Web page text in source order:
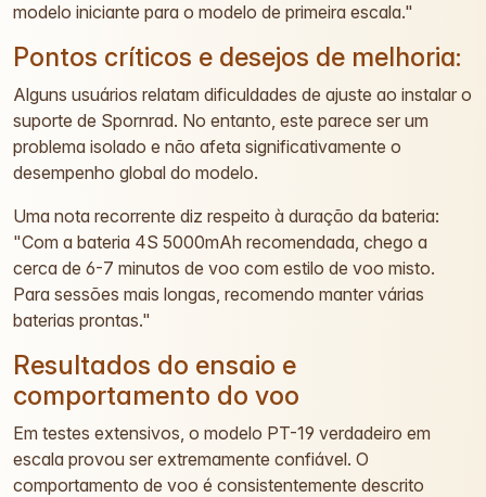
modelo iniciante para o modelo de primeira escala."
Pontos críticos e desejos de melhoria:
Alguns usuários relatam dificuldades de ajuste ao instalar o
suporte de Spornrad. No entanto, este parece ser um
problema isolado e não afeta significativamente o
desempenho global do modelo.
Uma nota recorrente diz respeito à duração da bateria:
"Com a bateria 4S 5000mAh recomendada, chego a
cerca de 6-7 minutos de voo com estilo de voo misto.
Para sessões mais longas, recomendo manter várias
baterias prontas."
Resultados do ensaio e
comportamento do voo
Em testes extensivos, o modelo PT-19 verdadeiro em
escala provou ser extremamente confiável. O
comportamento de voo é consistentemente descrito